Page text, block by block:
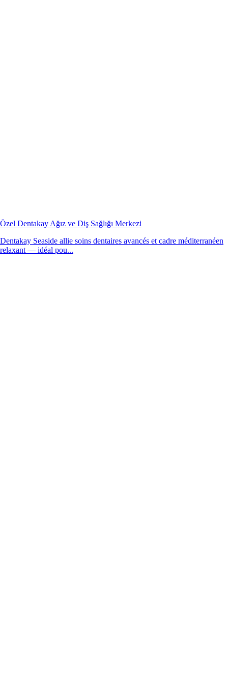
Özel Dentakay Ağız ve Diş Sağlığı Merkezi
Dentakay Seaside allie soins dentaires avancés et cadre méditerranéen
relaxant — idéal pou...